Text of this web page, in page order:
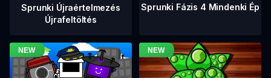
Sprunki Újraértelmezés
Újrafeltöltés
Sprunki Fázis 4 Mindenki Ép